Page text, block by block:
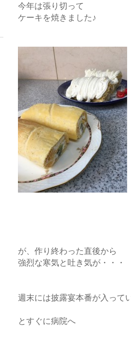
今年は張り切って
ケーキを焼きました♪
が、作り終わった直後から
強烈な寒気と吐き気が・・・
週末には披露宴本番が入って
とすぐに病院へ